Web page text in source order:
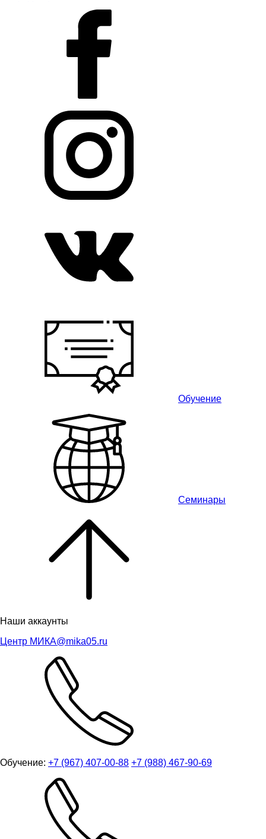
Обучение
Семинары
Наши аккаунты
Центр МИКА@mika05.ru
Обучение: +7 (967) 407-00-88 +7 (988) 467-90-69